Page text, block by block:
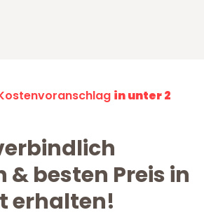
in unter 2
besten Preis in
erhalten!